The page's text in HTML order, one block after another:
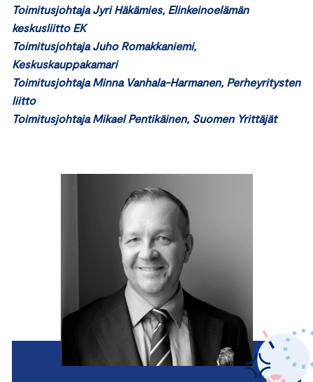
Toimitusjohtaja Jyri Häkämies, Elinkeinoelämän
keskusliitto EK
Toimitusjohtaja Juho Romakkaniemi,
Keskuskauppakamari
Toimitusjohtaja Minna Vanhala-Harmanen, Perheyritysten
liitto
Toimitusjohtaja Mikael Pentikäinen, Suomen Yrittäjät